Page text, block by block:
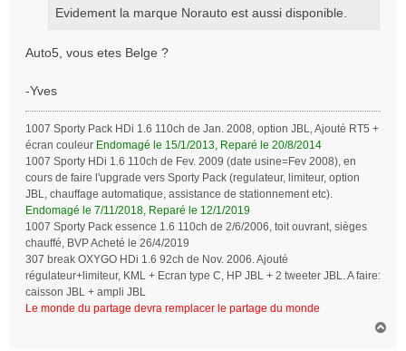
Evidement la marque Norauto est aussi disponible.
Auto5, vous etes Belge ?
-Yves
1007 Sporty Pack HDi 1.6 110ch de Jan. 2008, option JBL, Ajouté RT5 +
écran couleur Endomagé le 15/1/2013, Reparé le 20/8/2014
1007 Sporty HDi 1.6 110ch de Fev. 2009 (date usine=Fev 2008), en
cours de faire l'upgrade vers Sporty Pack (regulateur, limiteur, option
JBL, chauffage automatique, assistance de stationnement etc).
Endomagé le 7/11/2018, Reparé le 12/1/2019
1007 Sporty Pack essence 1.6 110ch de 2/6/2006, toit ouvrant, sièges
chauffé, BVP Acheté le 26/4/2019
307 break OXYGO HDi 1.6 92ch de Nov. 2006. Ajouté
régulateur+limiteur, KML + Ecran type C, HP JBL + 2 tweeter JBL. A faire:
caisson JBL + ampli JBL
Le monde du partage devra remplacer le partage du monde